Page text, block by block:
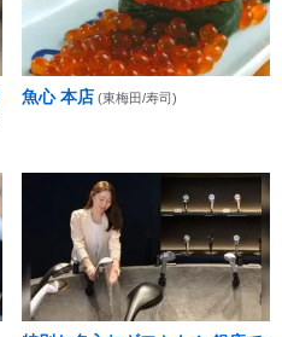
魚心 本店 (東梅田/寿司)